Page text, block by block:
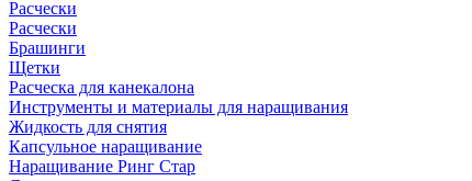
Расчески
Расчески
Брашинги
Щетки
Расческа для канекалона
Инструменты и материалы для наращивания
Жидкость для снятия
Капсульное наращивание
Наращивание Ринг Стар